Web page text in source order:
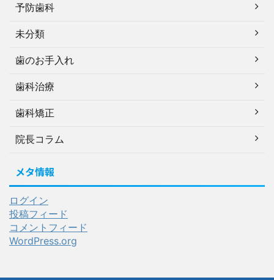
予防歯科
未分類
歯のお手入れ
歯科治療
歯科矯正
院長コラム
メタ情報
ログイン
投稿フィード
コメントフィード
WordPress.org